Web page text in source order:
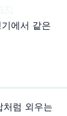
에서 같은
럼 외우는